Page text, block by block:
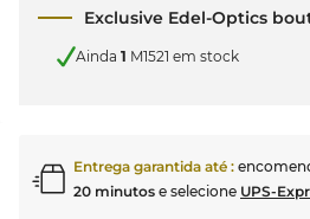
Exclusive Edel-Optics
Ainda 1 M1521 em stock
Entrega garantida até :
20 minutos e selecione UPS-